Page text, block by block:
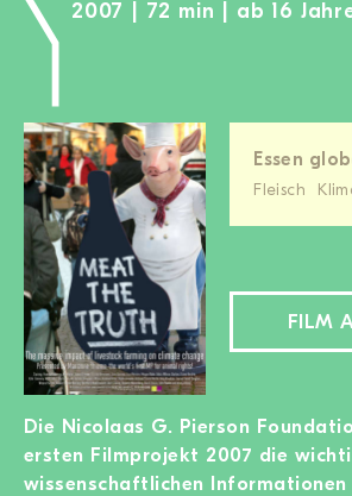
2007 | 72 min | ab 16
Essen
Fleisch
FILM
Die Nicolaas G. Pierson
ersten Filmprojekt 2007 die
wissenschaftlichen